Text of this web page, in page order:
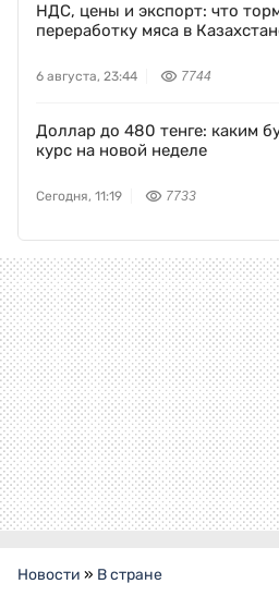
НДС, цены и экспорт: что
переработку мяса в
6 августа, 23:44 7744
Доллар до 480 тенге: каким
курс на новой неделе
Сегодня, 11:19 7733
Новости » В стране